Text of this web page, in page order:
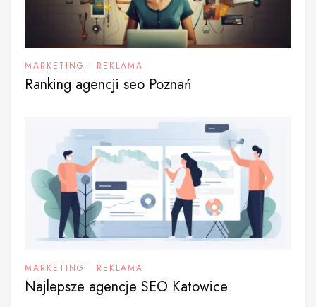
MARKETING I REKLAMA
Ranking agencji seo Poznań
MARKETING I REKLAMA
Najlepsze agencje SEO Katowice